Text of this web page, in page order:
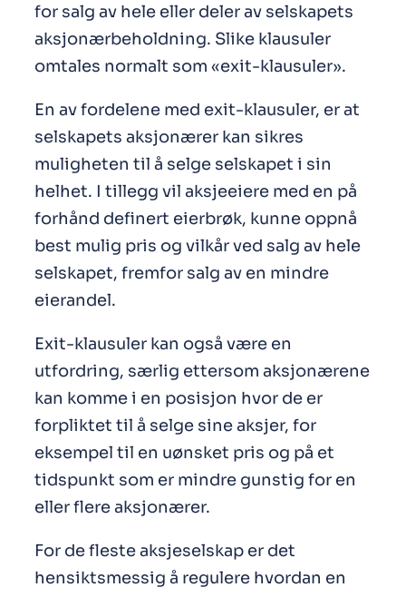
for salg av hele eller deler av selskapets
aksjonærbeholdning. Slike klausuler
omtales normalt som «exit-klausuler».
En av fordelene med exit-klausuler, er at
selskapets aksjonærer kan sikres
muligheten til å selge selskapet i sin
helhet. I tillegg vil aksjeeiere med en på
forhånd definert eierbrøk, kunne oppnå
best mulig pris og vilkår ved salg av hele
selskapet, fremfor salg av en mindre
eierandel.
Exit-klausuler kan også være en
utfordring, særlig ettersom aksjonærene
kan komme i en posisjon hvor de er
forpliktet til å selge sine aksjer, for
eksempel til en uønsket pris og på et
tidspunkt som er mindre gunstig for en
eller flere aksjonærer.
For de fleste aksjeselskap er det
hensiktsmessig å regulere hvordan en